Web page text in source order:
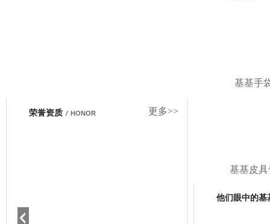
基基手
基基皮
更多>>
荣誉资质 / HONOR
他们眼中的基